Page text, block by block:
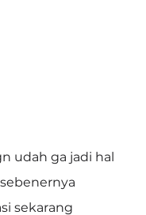
udah ga jadi hal
sekarang